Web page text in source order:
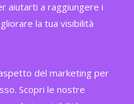
aiutarti a raggiungere i
la tua visibilità
del marketing per
Scopri le nostre